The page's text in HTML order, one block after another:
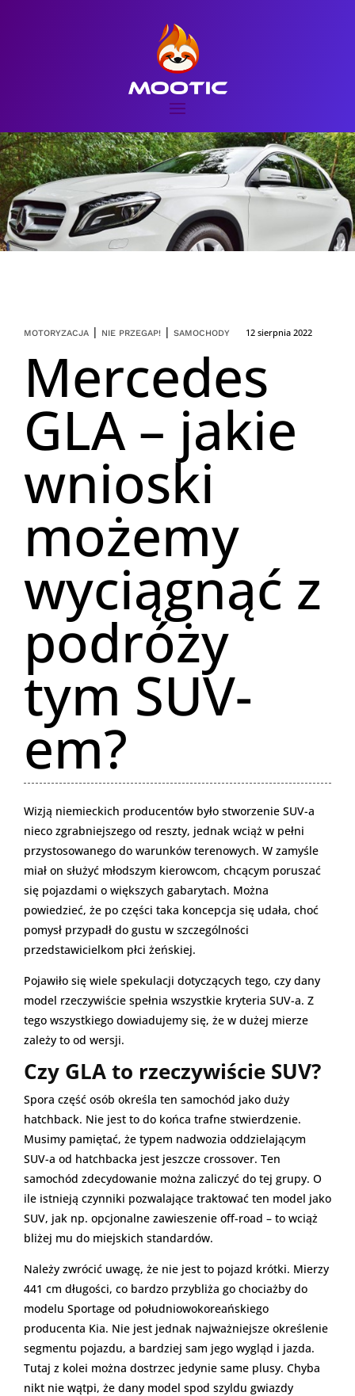
MOTORYZACJA | NIE PRZEGAP! | SAMOCHODY 12 sierpnia 2022
Mercedes
GLA – jakie
wnioski
możemy
wyciągnąć z
podróży
tym SUV-
em?
Wizją niemieckich producentów było stworzenie SUV-a
nieco zgrabniejszego od reszty, jednak wciąż w pełni
przystosowanego do warunków terenowych. W zamyśle
miał on służyć młodszym kierowcom, chcącym poruszać
się pojazdami o większych gabarytach. Można
powiedzieć, że po części taka koncepcja się udała, choć
pomysł przypadł do gustu w szczególności
przedstawicielkom płci żeńskiej.
Pojawiło się wiele spekulacji dotyczących tego, czy dany
model rzeczywiście spełnia wszystkie kryteria SUV-a. Z
tego wszystkiego dowiadujemy się, że w dużej mierze
zależy to od wersji.
Czy GLA to rzeczywiście SUV?
Spora część osób określa ten samochód jako duży
hatchback. Nie jest to do końca trafne stwierdzenie.
Musimy pamiętać, że typem nadwozia oddzielającym
SUV-a od hatchbacka jest jeszcze crossover. Ten
samochód zdecydowanie można zaliczyć do tej grupy. O
ile istnieją czynniki pozwalające traktować ten model jako
SUV, jak np. opcjonalne zawieszenie off-road – to wciąż
bliżej mu do miejskich standardów.
Należy zwrócić uwagę, że nie jest to pojazd krótki. Mierzy
441 cm długości, co bardzo przybliża go chociażby do
modelu Sportage od południowokoreańskiego
producenta Kia. Nie jest jednak najważniejsze określenie
segmentu pojazdu, a bardziej sam jego wygląd i jazda.
Tutaj z kolei można dostrzec jedynie same plusy. Chyba
nikt nie wątpi, że dany model spod szyldu gwiazdy